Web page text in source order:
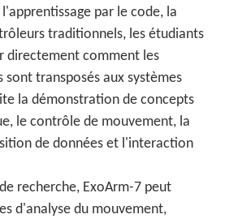
par le code, la
traditionnels, les étudiants
directement comment les
sont transposés aux systèmes
la démonstration de concepts
le contrôle de mouvement, la
de données et l'interaction
recherche, ExoArm-7 peut
d'analyse du mouvement,